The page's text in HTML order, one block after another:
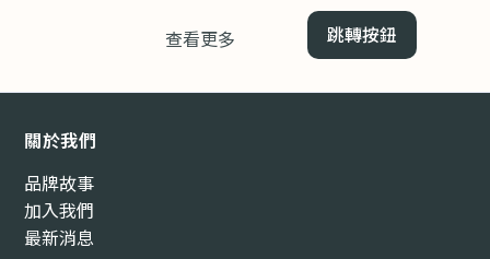
查看更多
跳轉按鈕
關於我們
品牌故事
加入我們
最新消息